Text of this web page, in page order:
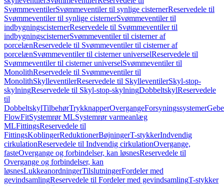
SvømmeventilerSvømmeventiler til synlige cisternerReservedele til
Svømmeventiler til synlige cisternerSvømmeventiler til
indbygningscisternerReservedele til Svømmeventiler til
indbygningscisternerSvømmeventiler til cisterner af
porcelænReservedele til Svømmeventiler til cisterner af
porcelænSvømmeventiler til cisterner universelReservedele til
Svømmeventiler til cisterner universelSvømmeventiler til
MonolithReservedele til Svømmeventiler til
MonolithSkylleventilerReservedele til SkylleventilerSkyl-stop-
skylningReservedele til Skyl-stop-skylningDobbeltskylReservedele
til
DobbeltskylTilbehørTrykknapperOvergangeForsyningssystemer
FlowFitSystemrør MLSystemrør varmeanlæg
MLFittingsReservedele til
FittingsKoblingerReduktionerBøjningerT-stykkerIndvendig
cirkulationReservedele til Indvendig cirkulationOvergange,
fasteOvergange og forbindelser, kan løsnesReservedele til
Overgange og forbindelser, kan
løsnesLukkeanordningerTilslutningerFordeler med
gevindsamlingReservedele til Fordeler med gevindsamlingT-stykker